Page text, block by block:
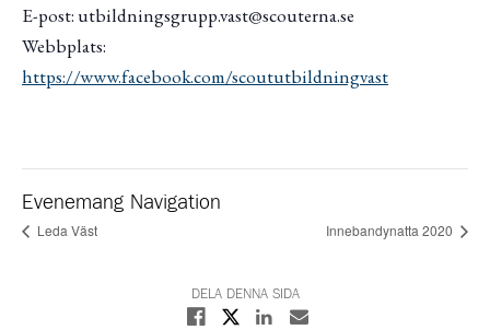
E-post: utbildningsgrupp.vast@scouterna.se
Webbplats:
https://www.facebook.com/scoututbildningvast
Evenemang Navigation
Leda Väst Innebandynatta 2020
DELA DENNA SIDA
Dela på Facebook
Dela på XDela på Linkedin
Dela med E-post